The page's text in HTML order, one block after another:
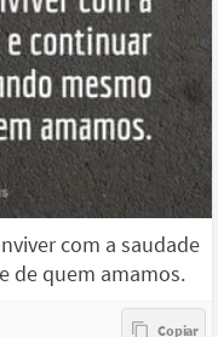
com a saudade
de quem amamos.